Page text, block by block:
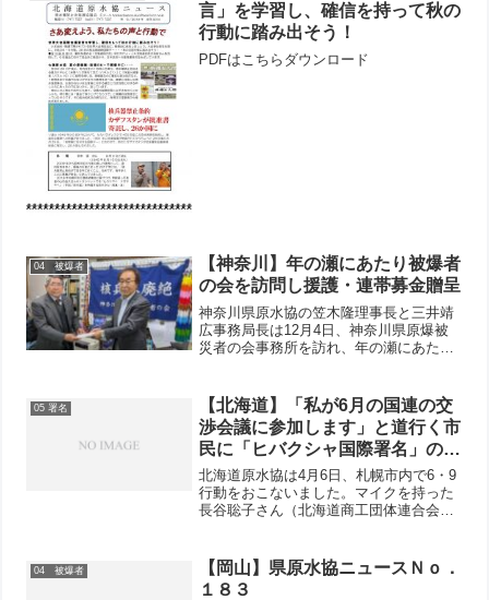
言」を学習し、確信を持って秋の
行動に踏み出そう！
PDFはこちらダウンロード
04 被爆者
【神奈川】年の瀬にあたり被爆者
の会を訪問し援護・連帯募金贈呈
神奈川県原水協の笠木隆理事長と三井靖
広事務局長は12月4日、神奈川県原爆被
災者の会事務所を訪れ、年の瀬にあたっ
会からは丸山進会長、東勝廣事務局長に
対応していただき、1時...
05 署名
【北海道】「私が6月の国連の交
渉会議に参加します」と道行く市
民に「ヒバクシャ国際署名」の協
力を訴える
北海道原水協は4月6日、札幌市内で6・9
行動をおこないました。マイクを持った
長谷聡子さん（北海道商工団体連合会事
な力になります。私が6月の国連の交渉会
議に参加します」と...
04 被爆者
【岡山】県原水協ニュースＮｏ．
１８３